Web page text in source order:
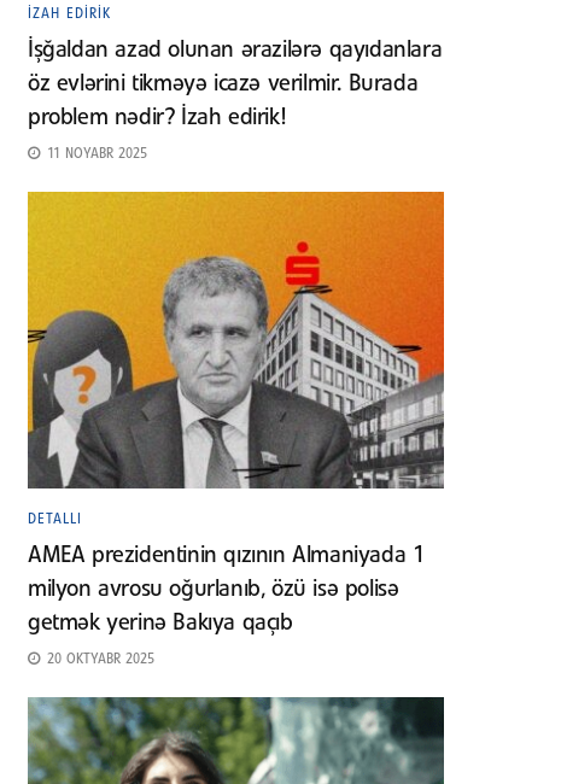
İZAH EDIRIK
İşğaldan azad olunan ərazilərə qayıdanlara
öz evlərini tikməyə icazə verilmir. Burada
problem nədir? İzah edirik!
11 NOYABR 2025
DETALLI
AMEA prezidentinin qızının Almaniyada 1
milyon avrosu oğurlanıb, özü isə polisə
getmək yerinə Bakıya qaçıb
20 OKTYABR 2025